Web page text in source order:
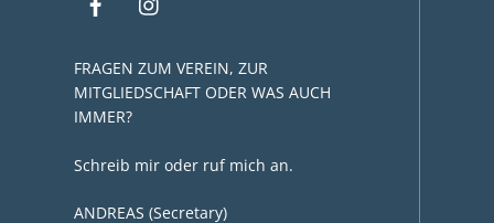
FRAGEN ZUM VEREIN, ZUR
MITGLIEDSCHAFT ODER WAS AUCH
IMMER?
Schreib mir oder ruf mich an.
ANDREAS (Secretary)